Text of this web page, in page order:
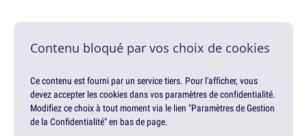
Contenu bloqué par vos choix de cookies
Ce contenu est fourni par un service tiers. Pour l'afficher, vous
devez accepter les cookies dans vos paramètres de confidentialité.
Modifiez ce choix à tout moment via le lien "Paramètres de Gestion
de la Confidentialité" en bas de page.